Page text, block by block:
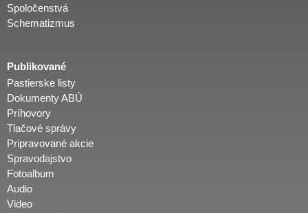
Spoločenstvá
Schematizmus
Publikované
Pastierske listy
Dokumenty ABÚ
Príhovory
Tlačové správy
Pripravované akcie
Spravodajstvo
Fotoalbum
Audio
Video